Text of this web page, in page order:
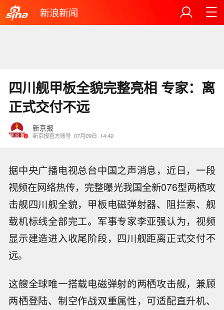
新浪新闻
四川舰甲板全貌完整亮相 专家：离
正式交付不远
新京报
新京报官方账号 07月09日 14:42
据中央广播电视总台中国之声消息，近日，一段
视频在网络热传，完整曝光我国全新076型两栖攻
击舰四川舰全貌，甲板电磁弹射器、阻拦索、舰
载机标线全部完工。军事专家李亚强认为，视频
显示建造进入收尾阶段，四川舰距离正式交付不
远。
这艘全球唯一搭载电磁弹射的两栖攻击舰，兼顾
两栖登陆、制空作战双重属性，可适配直升机、